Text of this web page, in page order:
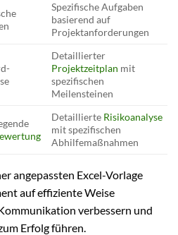
Spezifische Aufgaben
basierend auf
Projektanforderungen
Detaillierter
Projektzeitplan mit
spezifischen
Meilensteinen
Detaillierte Risikoanalyse
mit spezifischen
Abhilfemaßnahmen
angepassten Excel-Vorlage
auf effiziente Weise
verbessern und
Erfolg führen.